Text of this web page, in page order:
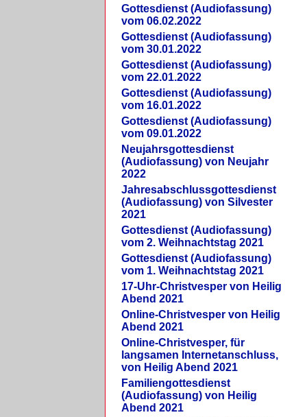
Gottesdienst (Audiofassung)
vom 06.02.2022
Gottesdienst (Audiofassung)
vom 30.01.2022
Gottesdienst (Audiofassung)
vom 22.01.2022
Gottesdienst (Audiofassung)
vom 16.01.2022
Gottesdienst (Audiofassung)
vom 09.01.2022
Neujahrsgottesdienst
(Audiofassung) von Neujahr
2022
Jahresabschlussgottesdienst
(Audiofassung) von Silvester
2021
Gottesdienst (Audiofassung)
vom 2. Weihnachtstag 2021
Gottesdienst (Audiofassung)
vom 1. Weihnachtstag 2021
17-Uhr-Christvesper von Heilig
Abend 2021
Online-Christvesper von Heilig
Abend 2021
Online-Christvesper, für
langsamen Internetanschluss,
von Heilig Abend 2021
Familiengottesdienst
(Audiofassung) von Heilig
Abend 2021